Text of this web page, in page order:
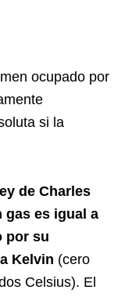
ocupado por
si la
de Charles
gas es igual a
por su
Kelvin (cero
Celsius). El